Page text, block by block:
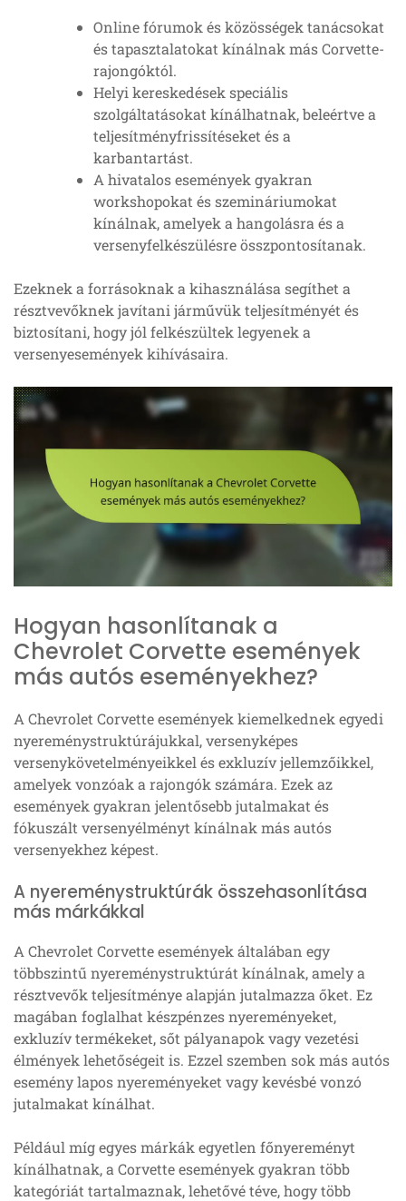
Online fórumok és közösségek tanácsokat
és tapasztalatokat kínálnak más Corvette-
rajongóktól.
Helyi kereskedések speciális
szolgáltatásokat kínálhatnak, beleértve a
teljesítményfrissítéseket és a
karbantartást.
A hivatalos események gyakran
workshopokat és szemináriumokat
kínálnak, amelyek a hangolásra és a
versenyfelkészülésre összpontosítanak.
Ezeknek a forrásoknak a kihasználása segíthet a
résztvevőknek javítani járművük teljesítményét és
biztosítani, hogy jól felkészültek legyenek a
versenyesemények kihívásaira.
Hogyan hasonlítanak a
Chevrolet Corvette események
más autós eseményekhez?
A Chevrolet Corvette események kiemelkednek egyedi
nyereménystruktúrájukkal, versenyképes
versenykövetelményeikkel és exkluzív jellemzőikkel,
amelyek vonzóak a rajongók számára. Ezek az
események gyakran jelentősebb jutalmakat és
fókuszált versenyélményt kínálnak más autós
versenyekhez képest.
A nyereménystruktúrák összehasonlítása
más márkákkal
A Chevrolet Corvette események általában egy
többszintű nyereménystruktúrát kínálnak, amely a
résztvevők teljesítménye alapján jutalmazza őket. Ez
magában foglalhat készpénzes nyereményeket,
exkluzív termékeket, sőt pályanapok vagy vezetési
élmények lehetőségeit is. Ezzel szemben sok más autós
esemény lapos nyereményeket vagy kevésbé vonzó
jutalmakat kínálhat.
Például míg egyes márkák egyetlen főnyereményt
kínálhatnak, a Corvette események gyakran több
kategóriát tartalmaznak, lehetővé téve, hogy több